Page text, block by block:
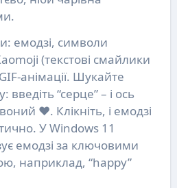
емодзі, символи
(текстові смайлики
анімації. Шукайте
“серце” – і ось
❤️. Клікніть, і емодзі
У Windows 11
емодзі за ключовими
наприклад, “happy”